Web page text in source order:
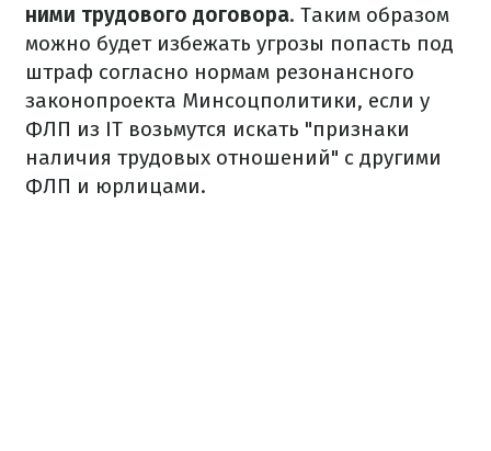
ними трудового договора. Таким образом
можно будет избежать угрозы попасть под
штраф согласно нормам резонансного
законопроекта Минсоцполитики, если у
ФЛП из IT возьмутся искать "признаки
наличия трудовых отношений" с другими
ФЛП и юрлицами.